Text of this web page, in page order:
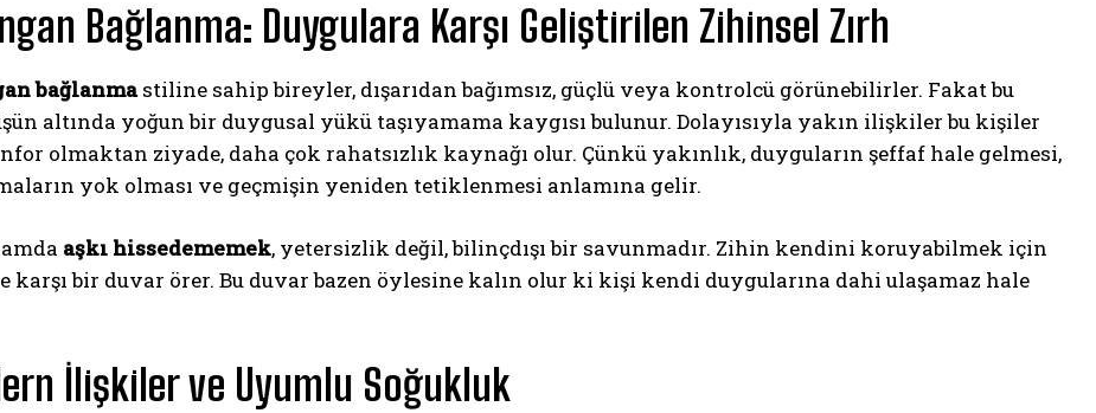
Bağlanma: Duygulara Karşı Geliştirilen Zihinsel Zırh
bağlanmastiline sahip bireyler, dışarıdan bağımsız, güçlü veya kontrolcü görünebilirler. Fakat bu
altında yoğun bir duygusal yükü taşıyamama kaygısı bulunur. Dolayısıyla yakın ilişkiler bu kişiler
olmaktan ziyade, daha çok rahatsızlık kaynağı olur. Çünkü yakınlık, duyguların şeffaf hale gelmesi,
yok olması ve geçmişin yeniden tetiklenmesi anlamına gelir.
aşkı hissedememek, yetersizlik değil, bilinçdışı bir savunmadır. Zihin kendini koruyabilmek için
karşı bir duvar örer. Bu duvar bazen öylesine kalın olur ki kişi kendi duygularına dahi ulaşamaz hale
İlişkiler ve Uyumlu Soğukluk